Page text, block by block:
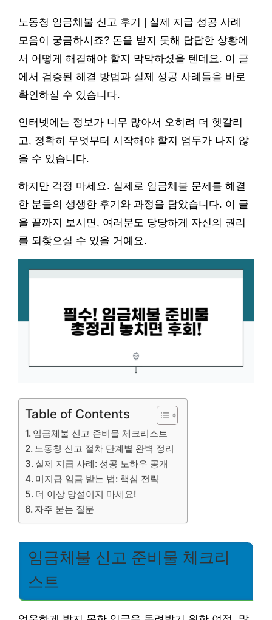
노동청 임금체불 신고 후기 | 실제 지급 성공 사례
모음이 궁금하시죠? 돈을 받지 못해 답답한 상황에
서 어떻게 해결해야 할지 막막하셨을 텐데요. 이 글
에서 검증된 해결 방법과 실제 성공 사례들을 바로
확인하실 수 있습니다.
인터넷에는 정보가 너무 많아서 오히려 더 헷갈리
고, 정확히 무엇부터 시작해야 할지 엄두가 나지 않
을 수 있습니다.
하지만 걱정 마세요. 실제로 임금체불 문제를 해결
한 분들의 생생한 후기와 과정을 담았습니다. 이 글
을 끝까지 보시면, 여러분도 당당하게 자신의 권리
를 되찾으실 수 있을 거예요.
Table of Contents
임금체불 신고 준비물 체크리스트
노동청 신고 절차 단계별 완벽 정리
실제 지급 사례: 성공 노하우 공개
미지급 임금 받는 법: 핵심 전략
더 이상 망설이지 마세요!
자주 묻는 질문
임금체불 신고 준비물 체크리
스트